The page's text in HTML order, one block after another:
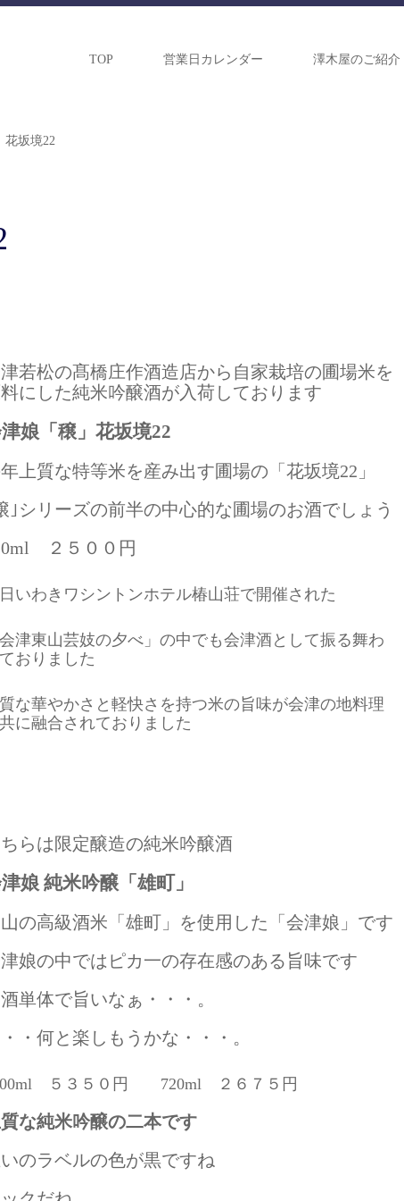
TOP 営業日カレンダー 澤木屋のご紹介
花坂境22
若松の髙橋庄作酒造店から自家栽培の圃場米を
にした純米吟醸酒が入荷しております
娘「穣」花坂境22
上質な特等米を産み出す圃場の「花坂境22」
｣シリーズの前半の中心的な圃場のお酒でしょう
２５００円
いわきワシントンホテル椿山荘で開催された
津東山芸妓の夕べ」の中でも会津酒として振る舞わ
おりました
な華やかさと軽快さを持つ米の旨味が会津の地料理
に融合されておりました
らは限定醸造の純米吟醸酒
娘 純米吟醸「雄町」
の高級酒米「雄町」を使用した「会津娘」です
娘の中ではピカ一の存在感のある旨味です
単体で旨いなぁ・・・。
・何と楽しもうかな・・・。
５３５０円 720ml ２６７５円
な純米吟醸の二本です
のラベルの色が黒ですね